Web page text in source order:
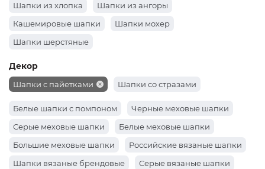
Шапки из хлопка
Шапки из ангоры
Кашемировые шапки
Шапки мохер
Шапки шерстяные
Декор
Шапки с пайетками Шапки со стразами
Белые шапки с помпоном
Черные меховые шапки
Серые меховые шапки
Белые меховые шапки
Большие меховые шапки
Российские вязаные шапки
Шапки вязаные брендовые
Серые вязаные шапки